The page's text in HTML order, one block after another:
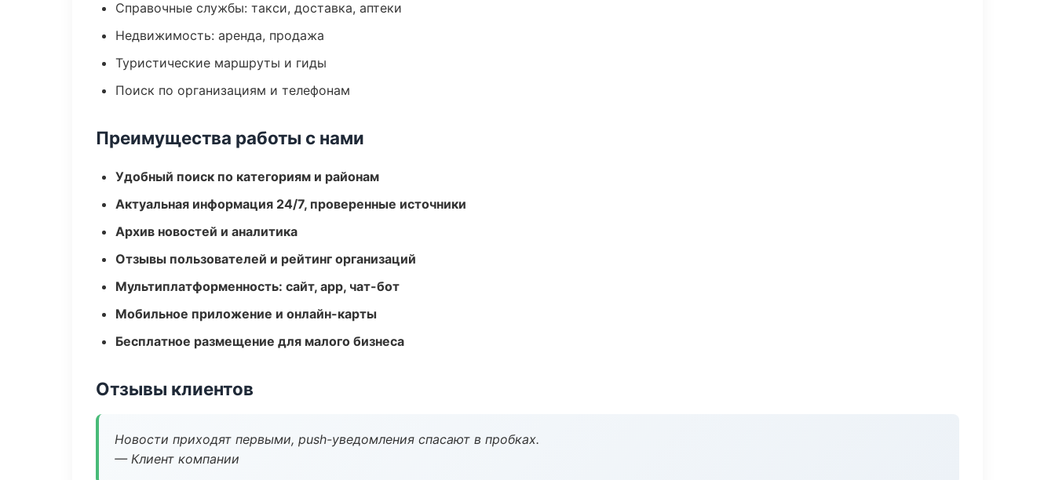
Справочные службы: такси, доставка, аптеки
Недвижимость: аренда, продажа
Туристические маршруты и гиды
Поиск по организациям и телефонам
Преимущества работы с нами
Удобный поиск по категориям и районам
Актуальная информация 24/7, проверенные источники
Архив новостей и аналитика
Отзывы пользователей и рейтинг организаций
Мультиплатформенность: сайт, app, чат-бот
Мобильное приложение и онлайн-карты
Бесплатное размещение для малого бизнеса
Отзывы клиентов
Новости приходят первыми, push-уведомления спасают в пробках.
— Клиент компании